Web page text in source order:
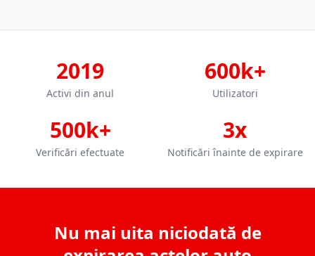
2019
Activi din anul
600k+
Utilizatori
500k+
Verificări efectuate
3x
Notificări înainte de expirare
Nu mai uita niciodată de